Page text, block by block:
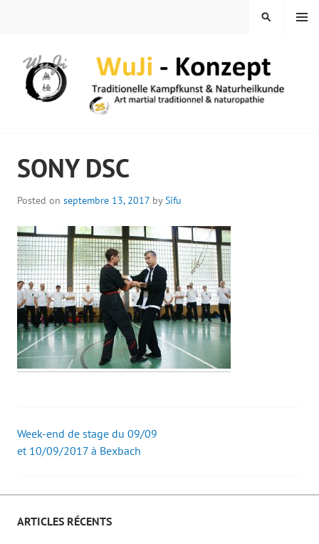
MENU
SEARCH
SONY DSC
Posted on septembre 13, 2017 bySifu
Post
Week-end de stage du 09/09
et 10/09/2017 à Bexbach
ARTICLES RÉCENTS